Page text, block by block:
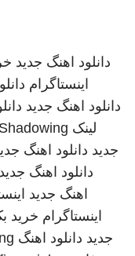
دانلود اهنگ جدید
اینستاگرام
دانلود اهنگ جدید
لینک
جدید دانلود اهنگ
دانلود اهنگ جدید
اهنگ جدید
اینستاگرام خرید
جدید دانلود اهنگ